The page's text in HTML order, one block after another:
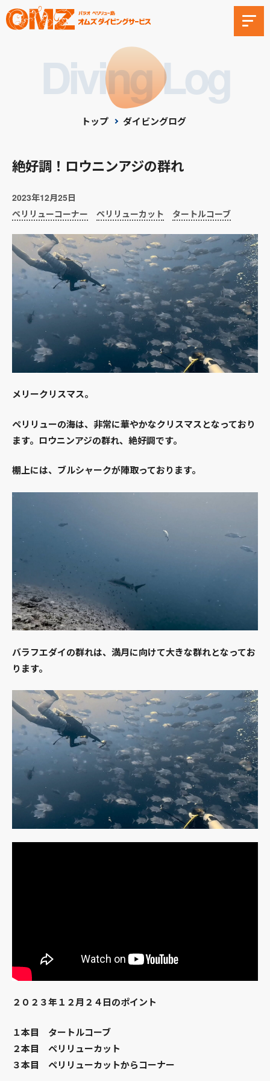
Diving Log
トップ ダイビングログ
絶好調！ロウニンアジの群れ
2023年12月25日
ペリリューコーナー
ペリリューカット タートルコーブ
メリークリスマス。
ペリリューの海は、非常に華やかなクリスマスとなっており
ます。ロウニンアジの群れ、絶好調です。
棚上には、ブルシャークが陣取っております。
バラフエダイの群れは、満月に向けて大きな群れとなってお
ります。
２０２３年１２月２４日のポイント
１本目 タートルコーブ
２本目 ペリリューカット
３本目 ペリリューカットからコーナー